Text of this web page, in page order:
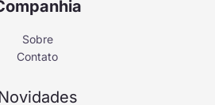
Sobre
Contato